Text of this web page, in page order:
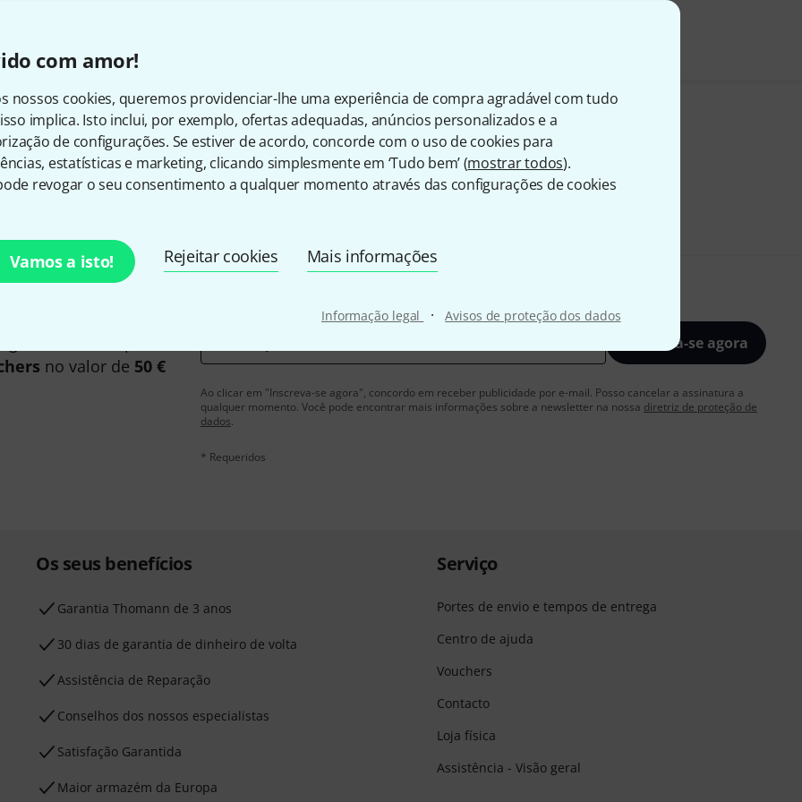
com amor!
nossos cookies, queremos providenciar-lhe uma experiência de compra agradável com tudo
implica. Isto inclui, por exemplo, ofertas adequadas, anúncios personalizados e a
de configurações. Se estiver de acordo, concorde com o uso de cookies para
estatísticas e marketing, clicando simplesmente em ‘Tudo bem’ (mostrar todos).
revogar o seu consentimento a qualquer momento através das configurações de cookies
Vamos a isto! Rejeitar cookies Mais informações
Informação legal · Avisos de proteção dos dados
Gosta do que vê?
Partilhar Ajuda e feedback
e com um pouco de
no valor de 50 €
Inscreva-se agora
Ao clicar em "Inscreva-se agora", concordo em receber publicidade por e-mail. Posso cancelar a assinatura a
qualquer momento. Você pode encontrar mais informações sobre a newsletter na nossa diretriz de proteção de
dados.
* Requeridos
Os seus benefícios
Garantia Thomann de 3 anos
30 dias de garantia de dinheiro de volta
Assistência de Reparação
Conselhos dos nossos especialistas
Satisfação Garantida
Maior armazém da Europa
Serviço
Portes de envio e tempos de entrega
Centro de ajuda
Vouchers
Contacto
Loja física
Assistência - Visão geral